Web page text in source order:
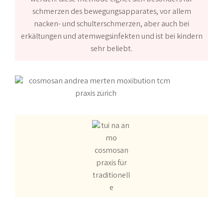
schmerzen des bewegungsapparates, vor allem
nacken- und schulterschmerzen, aber auch bei
erkältungen und atemwegsinfekten und ist bei kindern
sehr beliebt.